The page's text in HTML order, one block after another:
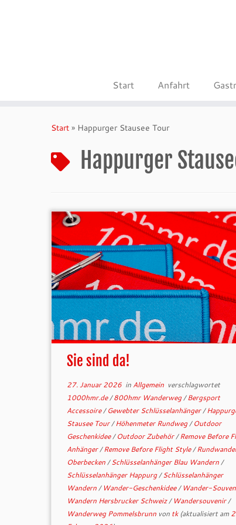
Start Anfahrt
Start » Happurger Stausee Tour
Happurger
Sie sind da!
27. Januar 2026in Allgemein verschlagwortet
1000hmr.de/800hmr Wanderweg/Bergsport
Accessoire/Gewebter Schlüsselanhänger/
Stausee Tour/Höhenmeter Rundweg/Outdoor
Geschenkidee/Outdoor Zubehör/Remove Before
Anhänger/Remove Before Flight Style/
Oberbecken/Schlüsselanhänger Blau Wandern/
Schlüsselanhänger Happurg/Schlüsselanhänger
Wandern/ Wander-Geschenkidee/ Wander-
Wandern Hersbrucker Schweiz/ Wandersouvenir/
Wanderweg Pommelsbrunn von tk(aktualisiert am